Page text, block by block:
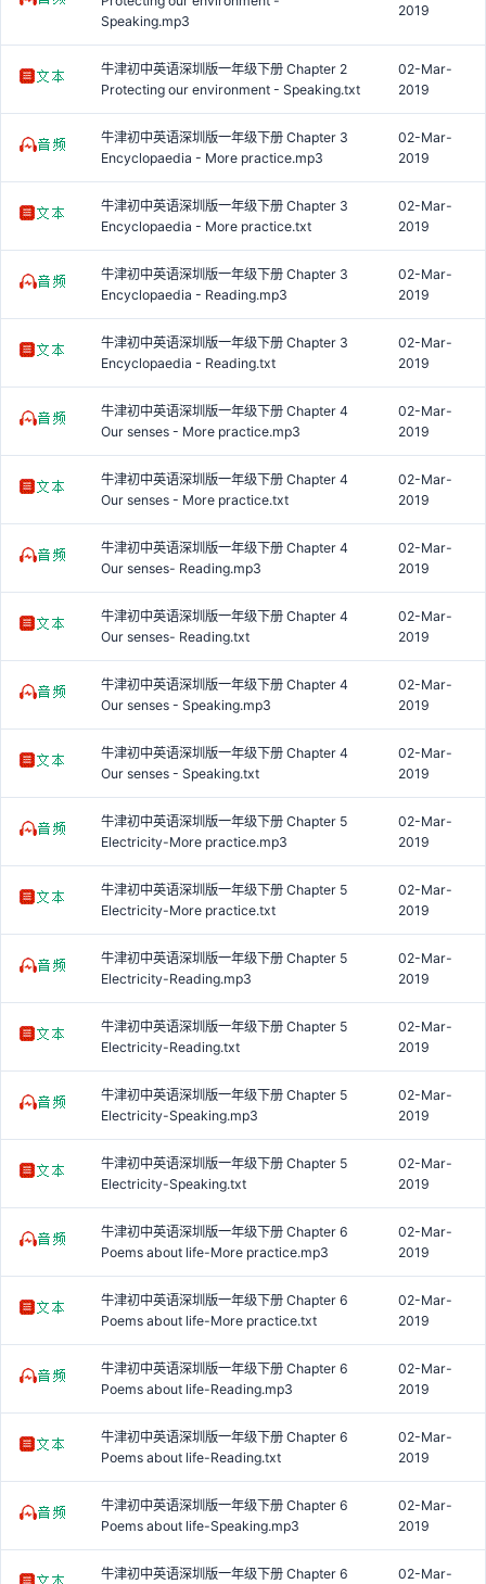
Speaking.mp3
2019
牛津初中英语深圳版一年级下册 Chapter 2
Protecting our environment - Speaking.txt
02-Mar-
2019
牛津初中英语深圳版一年级下册 Chapter 3
Encyclopaedia - More practice.mp3
02-Mar-
2019
牛津初中英语深圳版一年级下册 Chapter 3
Encyclopaedia - More practice.txt
02-Mar-
2019
牛津初中英语深圳版一年级下册 Chapter 3
Encyclopaedia - Reading.mp3
02-Mar-
2019
牛津初中英语深圳版一年级下册 Chapter 3
Encyclopaedia - Reading.txt
02-Mar-
2019
牛津初中英语深圳版一年级下册 Chapter 4
Our senses - More practice.mp3
02-Mar-
2019
牛津初中英语深圳版一年级下册 Chapter 4
Our senses - More practice.txt
02-Mar-
2019
牛津初中英语深圳版一年级下册 Chapter 4
Our senses- Reading.mp3
02-Mar-
2019
牛津初中英语深圳版一年级下册 Chapter 4
Our senses- Reading.txt
02-Mar-
2019
牛津初中英语深圳版一年级下册 Chapter 4
Our senses - Speaking.mp3
02-Mar-
2019
牛津初中英语深圳版一年级下册 Chapter 4
Our senses - Speaking.txt
02-Mar-
2019
牛津初中英语深圳版一年级下册 Chapter 5
Electricity-More practice.mp3
02-Mar-
2019
牛津初中英语深圳版一年级下册 Chapter 5
Electricity-More practice.txt
02-Mar-
2019
牛津初中英语深圳版一年级下册 Chapter 5
Electricity-Reading.mp3
02-Mar-
2019
牛津初中英语深圳版一年级下册 Chapter 5
Electricity-Reading.txt
02-Mar-
2019
牛津初中英语深圳版一年级下册 Chapter 5
Electricity-Speaking.mp3
02-Mar-
2019
牛津初中英语深圳版一年级下册 Chapter 5
Electricity-Speaking.txt
02-Mar-
2019
牛津初中英语深圳版一年级下册 Chapter 6
Poems about life-More practice.mp3
02-Mar-
2019
牛津初中英语深圳版一年级下册 Chapter 6
Poems about life-More practice.txt
02-Mar-
2019
牛津初中英语深圳版一年级下册 Chapter 6
Poems about life-Reading.mp3
02-Mar-
2019
牛津初中英语深圳版一年级下册 Chapter 6
Poems about life-Reading.txt
02-Mar-
2019
牛津初中英语深圳版一年级下册 Chapter 6
Poems about life-Speaking.mp3
02-Mar-
2019
牛津初中英语深圳版一年级下册 Chapter 6
02-Mar-